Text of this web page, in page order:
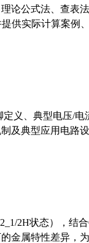
论公式法、查表
供实际计算案例
义、典型电压/
及典型应用电路
2H状态），结合
金属特性差异，